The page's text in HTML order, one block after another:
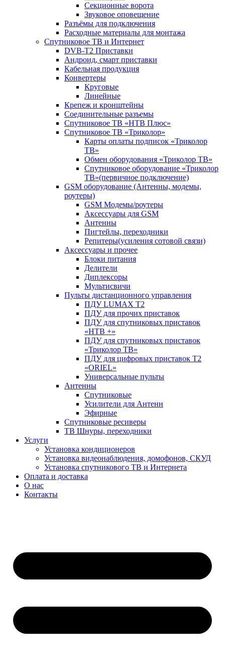
Секционные ворота
Звуковое оповещение
Разъёмы для подключения
Расходные материалы для монтажа
Спутниковое ТВ и Интернет
DVB-Т2 Приставки
Андроид, смарт приставки
Кабельная продукция
Конвертеры
Круговые
Линейные
Крепеж и кронштейны
Соединительные разъемы
Спутниковое ТВ «НТВ Плюс»
Спутниковое ТВ «Триколор»
Карты оплаты подписок «Триколор
ТВ»
Обмен оборудования «Триколор ТВ»
Спутниковое оборудование «Триколор
ТВ»(первичное подключение)
GSM оборудование (Антенны, модемы,
роутеры)
GSM Модемы/роутеры
Аксессуары для GSM
Антенны
Пигтейлы, переходники
Репитеры(усиления сотовой связи)
Аксессуары и прочее
Блоки питания
Делители
Диплексоры
Мультисвичи
Пульты дистанционного управления
ПДУ LUMAX Т2
ПДУ для прочих приставок
ПДУ для спутниковых приставок
«НТВ +»
ПДУ для спутниковых приставок
«Триколор ТВ»
ПДУ для цифровых приставок Т2
«ORIEL»
Универсальные пульты
Антенны
Спутниковые
Усилители для Антенн
Эфирные
Спутниковые ресиверы
ТВ Шнуры, переходники
Услуги
Установка кондиционеров
Установка видеонаблюдения, домофонов, СКУД
Установка спутникового ТВ и Интернета
Оплата и доставка
О нас
Контакты